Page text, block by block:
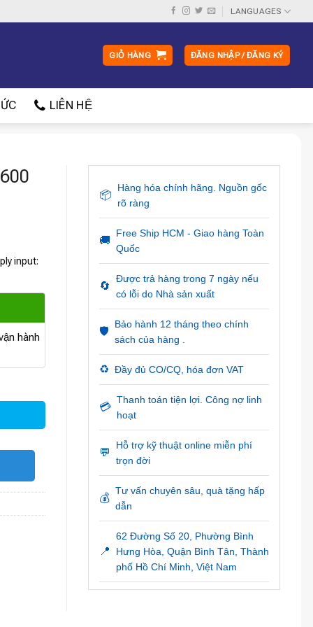
LANGUAGES
GIỎ HÀNG ĐĂNG NHẬP / ĐĂNG KÝ
LIÊN HỆ
input:
hành
📦
Hàng hóa chính hãng. Nguồn gốc
rõ ràng
🚚
Free Ship HCM - Giao hàng Toàn
Quốc
🔄
Được trả hàng trong 7 ngày nếu
có lỗi do Nhà sản xuất
🛡️
Bảo hành 12 tháng theo chính
sách của hàng .
♻️ Đầy đủ CO/CQ, hóa đơn VAT
💳
Thanh toán tiện lợi. Công nợ linh
hoạt
💬
Hỗ trợ kỹ thuật online miễn phí
trọn đời
💰
Tư vấn chuyên sâu, quà tặng hấp
dẫn
📍
62 Đường Số 20, Phường Bình
Hưng Hòa, Quận Bình Tân, Thành
phố Hồ Chí Minh, Việt Nam